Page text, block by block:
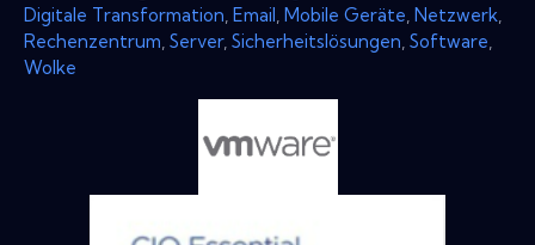
Digitale Transformation Email Mobile Geräte Netzwerk
Rechenzentrum Server, Sicherheitslösungen Software
Wolke